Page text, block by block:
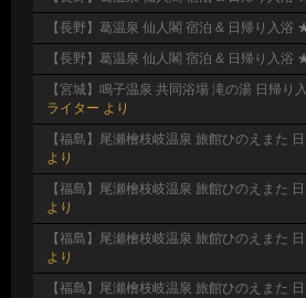
【長野】葛温泉 仙人閣 宿泊 & 日帰り入
【長野】葛温泉 仙人閣 宿泊 & 日帰り入
【宮城】鳴子温泉 共同浴場 滝の湯 日帰
ライター より
【福島】尾瀬檜枝岐温泉 旅館ひのえま
より
【福島】尾瀬檜枝岐温泉 旅館ひのえま
より
【福島】尾瀬檜枝岐温泉 旅館ひのえま
より
【福島】尾瀬檜枝岐温泉 旅館ひのえま